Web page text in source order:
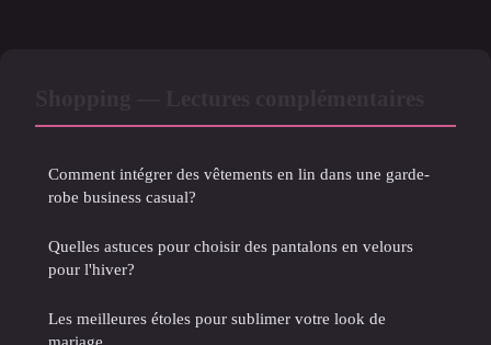
Comment intégrer des vêtements en lin dans une garde-
robe business casual?
Quelles astuces pour choisir des pantalons en velours
pour l'hiver?
Les meilleures étoles pour sublimer votre look de